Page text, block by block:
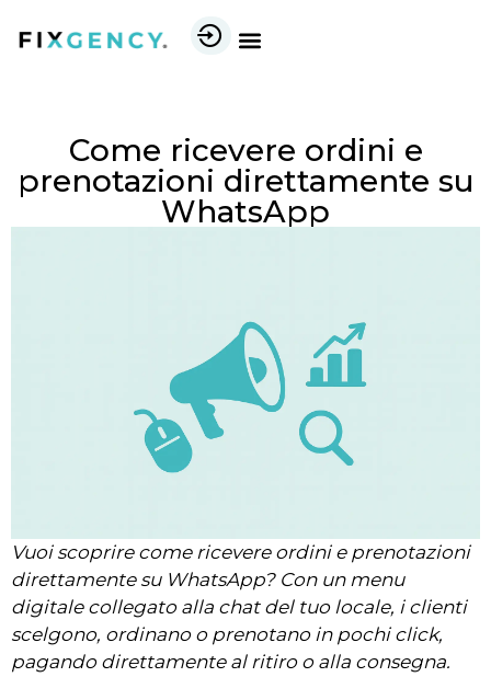
Come ricevere ordini e
prenotazioni direttamente su
WhatsApp
Vuoi scoprire come ricevere ordini e prenotazioni
direttamente su WhatsApp? Con un menu
digitale collegato alla chat del tuo locale, i clienti
scelgono, ordinano o prenotano in pochi click,
pagando direttamente al ritiro o alla consegna.